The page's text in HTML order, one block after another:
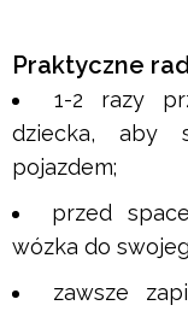
Praktyczne
1-2 razy
dziecka, aby
pojazdem;
przed
wózka do
zawsze